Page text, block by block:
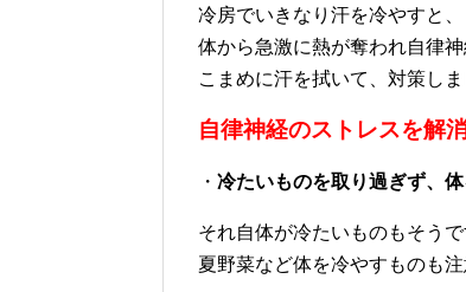
冷房でいきなり汗を冷やすと、
体から急激に熱が奪われ自律
こまめに汗を拭いて、対策しま
自律神経のストレスを解
・ 冷たいものを取り過ぎず、
それ自体が冷たいものもそうで
夏野菜など体を冷やすものも注